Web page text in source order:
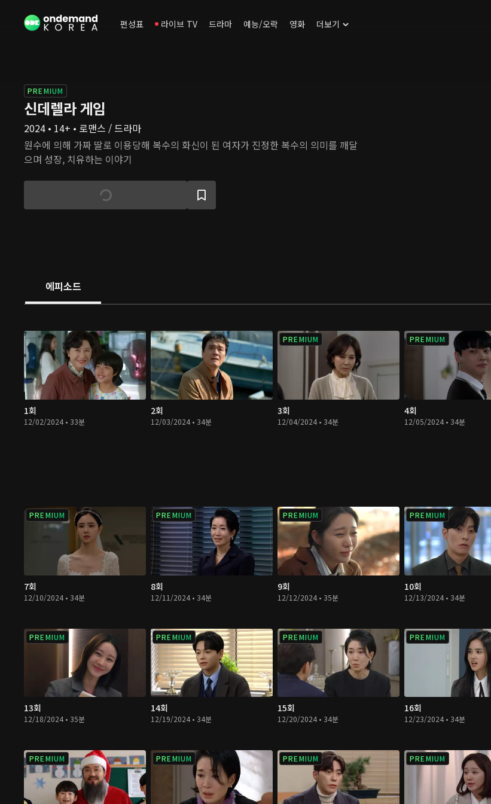
편성표 라이브 TV 드라마 예능/오락 영화 더보기
PREMIUM
신데렐라 게임
2024 • 14+ • 로맨스 / 드라마
원수에 의해 가짜 딸로 이용당해 복수의 화신이 된 여자가 진정한 복수의 의미를 깨달
으며 성장, 치유하는 이야기
에피소드
1회
12/02/2024 • 33분
2회
12/03/2024 • 34분
PREMIUM
3회
12/04/2024 • 34분
PREMIUM
4회
12/05/2024 • 34분
PREMIUM
7회
12/10/2024 • 34분
PREMIUM
8회
12/11/2024 • 34분
PREMIUM
9회
12/12/2024 • 35분
PREMIUM
10회
12/13/2024 • 34분
PREMIUM
13회
12/18/2024 • 35분
PREMIUM
14회
12/19/2024 • 34분
PREMIUM
15회
12/20/2024 • 34분
PREMIUM
16회
12/23/2024 • 34분
PREMIUM PREMIUM PREMIUM PREMIUM